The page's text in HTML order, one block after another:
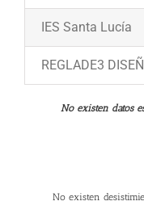
IES Santa Lucía
REGLADE3
No existen datos
No existen